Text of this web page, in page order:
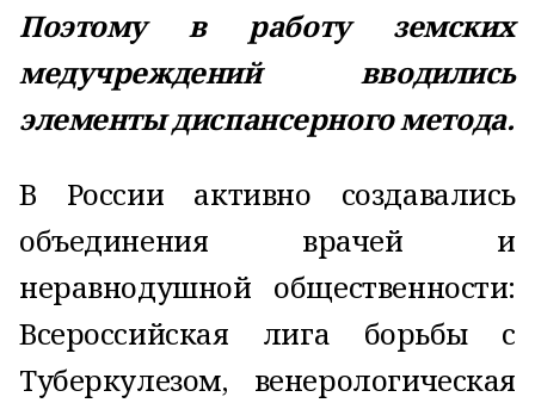
Поэтому в работу земских
медучреждений вводились
элементы диспансерного метода.
В России активно создавались
объединения врачей и
неравнодушной общественности:
Всероссийская лига борьбы с
Туберкулезом, венерологическая